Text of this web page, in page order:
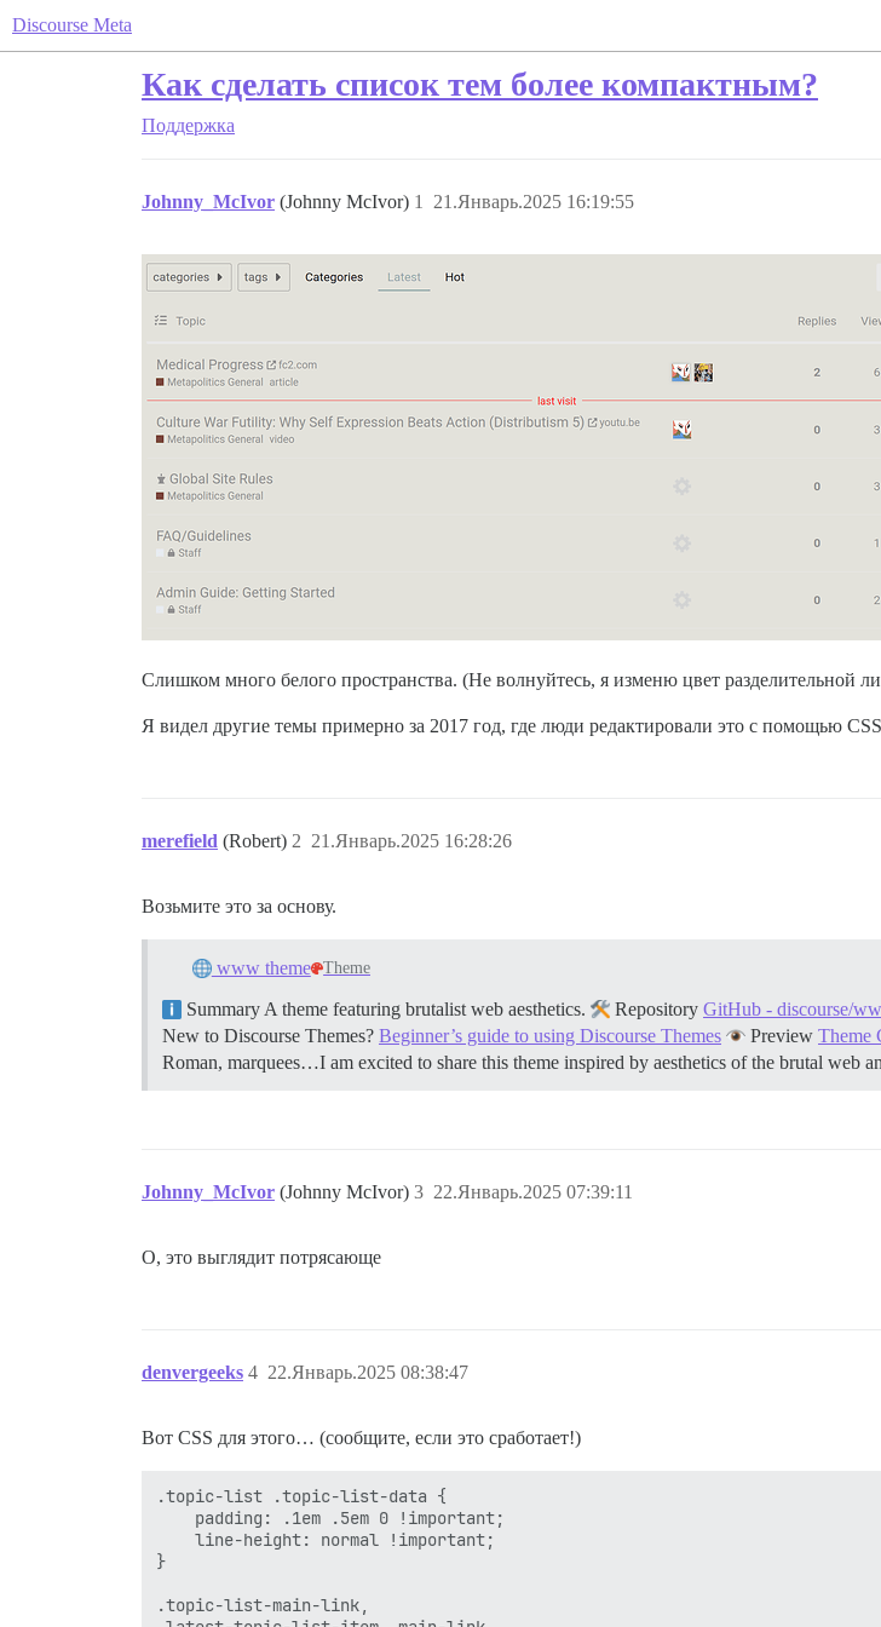
Discourse Meta
Как сделать список тем более компактным?
Поддержка
Johnny_McIvor (Johnny McIvor) 21.Январь.2025 16:19:55
1
Слишком много белого пространства. (Не волнуйтесь, я изменю цвет разделительной
Я видел другие темы примерно за 2017 год, где люди редактировали это с помощью
merefield (Robert) 21.Январь.2025 16:28:26
2
Возьмите это за основу.
www theme Theme
Summary A theme featuring brutalist web aesthetics. Repository GitHub - discourse/
New to Discourse Themes? Beginner’s guide to using Discourse Themes Preview Theme
Roman, marquees…I am excited to share this theme inspired by aesthetics of the brutal web
Johnny_McIvor (Johnny McIvor) 22.Январь.2025 07:39:11
3
О, это выглядит потрясающе
denvergeeks 22.Январь.2025 08:38:47
4
Вот CSS для этого… (сообщите, если это сработает!)
.topic-list .topic-list-data {
    padding: .1em .5em 0 !important;
    line-height: normal !important;
}
.topic-list-main-link,